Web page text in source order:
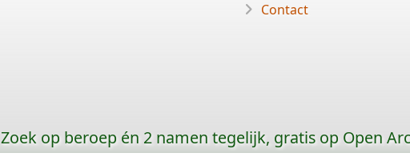
Contact
Zoek op beroep én 2 namen tegelijk, gratis op Open